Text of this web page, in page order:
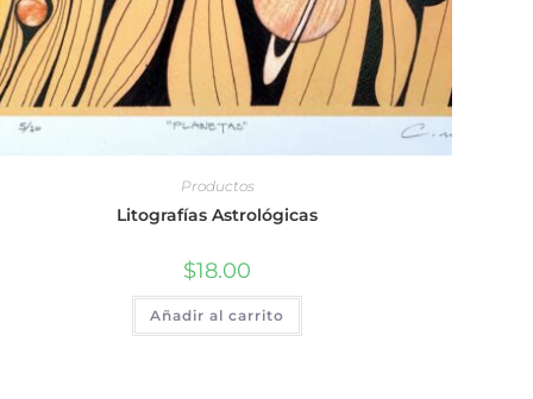
Productos
Litografías Astrológicas
$18.00
Añadir al carrito